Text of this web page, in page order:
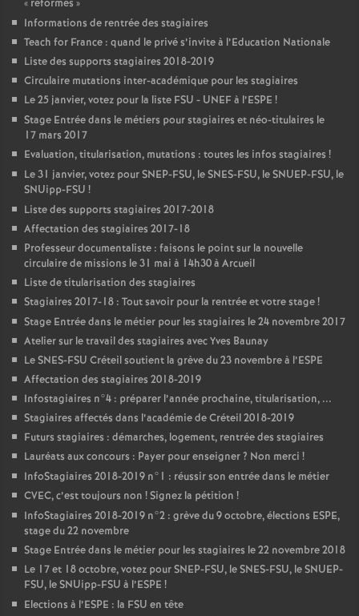
« reformes »
Informations de rentrée des stagiaires
Teach for France : quand le privé s’invite à l’Education Nationale
Liste des supports stagiaires 2018-2019
Circulaire mutations inter-académique pour les stagiaires
Le 25 janvier, votez pour la liste FSU - UNEFà l’ESPE !
Stage Entrée dans le métiers pour stagiaires et néo-titulaires le
17 mars 2017
Evaluation, titularisation, mutations : toutes les infos stagiaires !
Le 31 janvier, votez pourSNEP-FSU, leSNES-FSU, leSNUEP-FSU, le
SNUipp-FSU !
Liste des supports stagiaires 2017-2018
Affectation des stagiaires 2017-18
Professeur documentaliste : faisons le point sur la nouvelle
circulaire de missions le 31 mai à 14h30 à Arcueil
Liste de titularisation des stagiaires
Stagiaires 2017-18 : Tout savoir pour la rentrée et votre stage!
Stage Entrée dans le métier pour les stagiaires le 24 novembre 2017
Atelier sur le travail des stagiaires avec Yves Baunay
LeSNES-FSU Créteil soutient la grève du 23 novembre à l’ESPE
Affectation des stagiaires 2018-2019
Infostagiaires n°4 : préparer l’année prochaine, titularisation, ...
Stagiaires affectés dans l’académie de Créteil 2018-2019
Futurs stagiaires : démarches, logement, rentrée des stagiaires
Lauréats aux concours : Payer pour enseigner? Non merci !
InfoStagiaires 2018-2019 n°1 : réussir son entrée dans le métier
CVEC, c’est toujours non ! Signez la pétition !
InfoStagiaires 2018-2019 n°2 : grève du 9 octobre, élections ESPE,
stage du 22 novembre
Stage Entrée dans le métier pour les stagiaires le 22 novembre 2018
Le 17 et 18 octobre, votez pourSNEP-FSU, leSNES-FSU, leSNUEP-
FSU, le SNUipp-FSU à l’ESPE !
Elections à l’ESPE : la FSU en tête